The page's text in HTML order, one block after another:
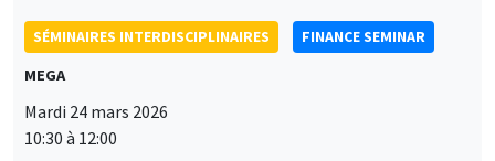
SÉMINAIRES INTERDISCIPLINAIRES
FINANCE SEMINAR
MEGA
Mardi 24 mars 2026
10:30 à 12:00